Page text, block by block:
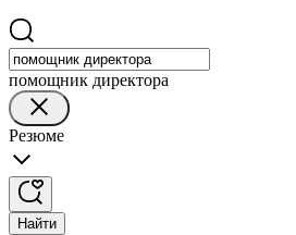
помощник директора
Резюме
Найти